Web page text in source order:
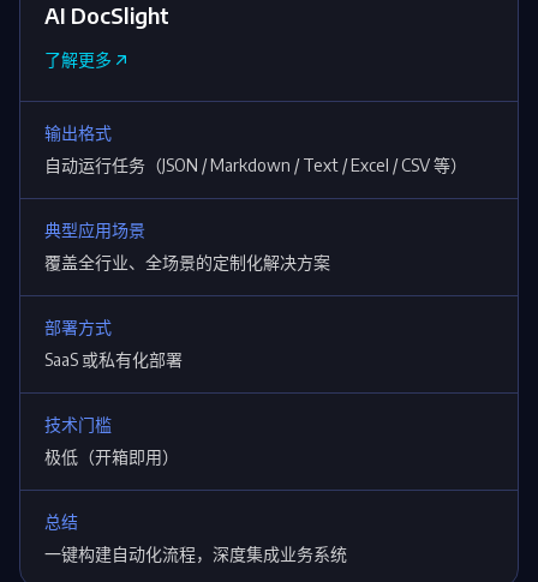
AI DocSlight
了解更多
输出格式
自动运行任务（JSON / Markdown / Text / Excel / CSV 等）
典型应用场景
覆盖全行业、全场景的定制化解决方案
部署方式
SaaS 或私有化部署
技术门槛
极低（开箱即用）
总结
一键构建自动化流程，深度集成业务系统